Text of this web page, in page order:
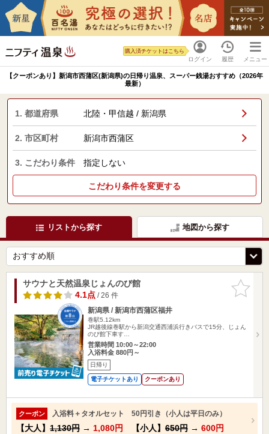
ログイン
購入済チケットはこちら
履歴 メニュー
【クーポンあり】新潟市西蒲区(新潟県)の日帰り温泉、スーパー銭湯おすすめ（2026年
最新）
1. 都道府県 北陸・甲信越 / 新潟県
2. 市区町村 新潟市西蒲区
3. こだわり条件 指定しない
こだわり条件を変更する
リストから探す 地図から探す
お気に入
りに追加
サウナと天然温泉じょんのび館
4.1点/ 26 件
新潟県 / 新潟市西蒲区福井
巻駅5.12km
JR越後線巻駅から新潟交通西浦浜行きバスで15分、じょん
のび館下車す…
営業時間 10:00～22:00
入浴料金 880円～
日帰り
電子チケットあり クーポンあり
クーポン 入浴料＋タオルセット 50円引き（小人は平日のみ）
【大人】 1,130円 → 1,080円 【小人】 650円 → 600円